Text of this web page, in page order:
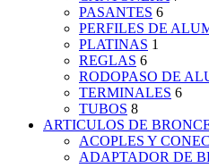
PASANTES 6
PERFILES DE
PLATINAS 1
REGLAS 6
RODOPASO DE
TERMINALES 6
TUBOS 8
ARTICULOS DE
ACOPLES Y
ADAPTADOR DE